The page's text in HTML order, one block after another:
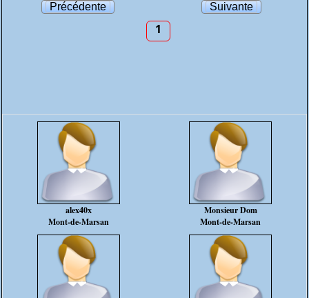
Précédente Suivante
1
alex40x
Mont-de-Marsan
Monsieur Dom
Mont-de-Marsan